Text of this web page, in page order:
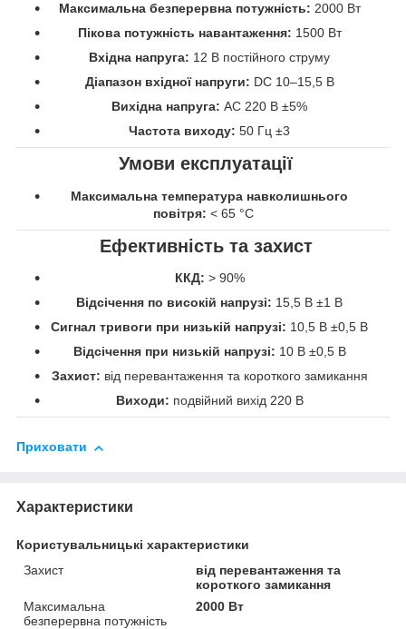
Максимальна безперервна потужність: 2000 Вт
Пікова потужність навантаження: 1500 Вт
Вхідна напруга: 12 В постійного струму
Діапазон вхідної напруги: DC 10–15,5 В
Вихідна напруга: AC 220 В ±5%
Частота виходу: 50 Гц ±3
Умови експлуатації
Максимальна температура навколишнього
повітря: < 65 °C
Ефективність та захист
ККД: > 90%
Відсічення по високій напрузі: 15,5 В ±1 В
Сигнал тривоги при низькій напрузі: 10,5 В ±0,5 В
Відсічення при низькій напрузі: 10 В ±0,5 В
Захист: від перевантаження та короткого замикання
Виходи: подвійний вихід 220 В
Приховати
Характеристики
Користувальницькі характеристики
Захист
від перевантаження та
короткого замикання
Максимальна
безперервна потужність
2000 Вт